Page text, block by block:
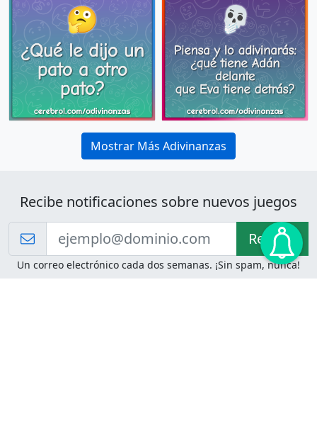
Mostrar Más Adivinanzas
Recibe notificaciones sobre nuevos juegos
Recibir!
Un correo electrónico cada dos semanas. ¡Sin spam, nunca!